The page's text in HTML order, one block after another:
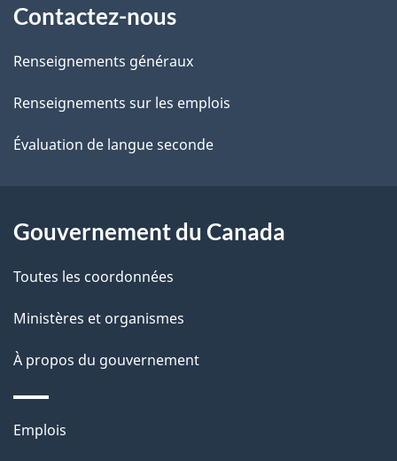
i
l
s
d
l
a
g
e
propos
de
ce
site
Contactez-nous
Renseignements généraux
Renseignements sur les emplois
Évaluation de langue seconde
Gouvernement du Canada
Toutes les coordonnées
Ministères et organismes
À propos du gouvernement
Thèmes
Emplois